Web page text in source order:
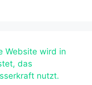
Website wird in
das
nutzt.